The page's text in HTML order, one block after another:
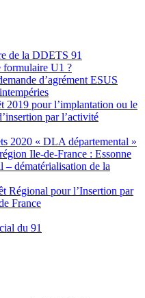
de la DDETS 91
formulaire U1 ?
d’agrément ESUS
2019 pour l’implantation ou le
par l’activité
2020 « DLA départemental »
Ile-de-France : Essonne
– dématérialisation de la
Régional pour l’Insertion par
France
du 91